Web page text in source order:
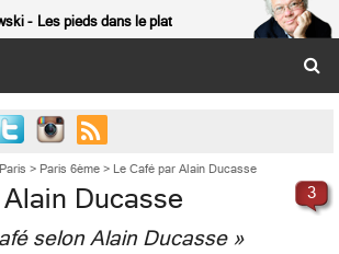
Les pieds dans le plat

Paris > Paris 6ème > Le Café par Alain Ducasse
3
Ducasse
selon Alain Ducasse »